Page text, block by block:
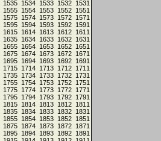
1531
1532
1533
1534
1535
1551
1552
1553
1554
1555
1571
1572
1573
1574
1575
1591
1592
1593
1594
1595
1611
1612
1613
1614
1615
1631
1632
1633
1634
1635
1651
1652
1653
1654
1655
1671
1672
1673
1674
1675
1691
1692
1693
1694
1695
1711
1712
1713
1714
1715
1731
1732
1733
1734
1735
1751
1752
1753
1754
1755
1771
1772
1773
1774
1775
1791
1792
1793
1794
1795
1811
1812
1813
1814
1815
1831
1832
1833
1834
1835
1851
1852
1853
1854
1855
1871
1872
1873
1874
1875
1891
1892
1893
1894
1895